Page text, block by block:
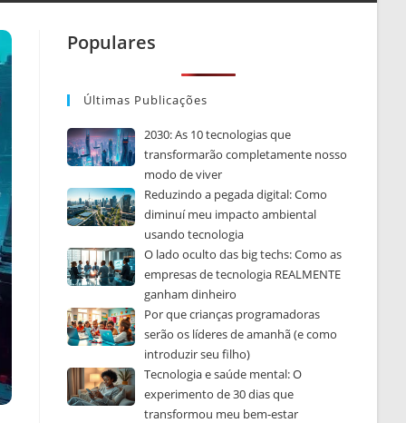
Populares
Últimas Publicações
2030: As 10 tecnologias que
transformarão completamente nosso
modo de viver
Reduzindo a pegada digital: Como
diminuí meu impacto ambiental
usando tecnologia
O lado oculto das big techs: Como as
empresas de tecnologia REALMENTE
ganham dinheiro
Por que crianças programadoras
serão os líderes de amanhã (e como
introduzir seu filho)
Tecnologia e saúde mental: O
experimento de 30 dias que
transformou meu bem-estar